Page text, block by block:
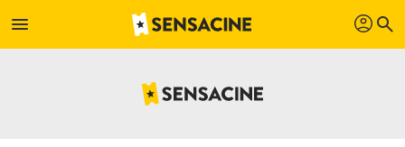
menu profil search